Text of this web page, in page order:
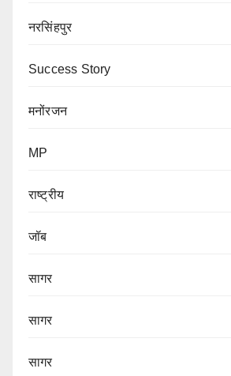
नरसिंहपुर
Success Story
मनोंरजन
MP
राष्ट्रीय
जॉब
सागर
सागर
सागर